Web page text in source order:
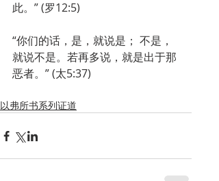
此。” (罗12:5)
“你们的话，是，就说是； 不是，
就说不是。若再多说，就是出于那
恶者。” (太5:37)
以弗所书系列证道